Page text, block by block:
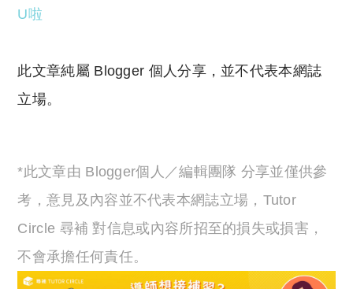
U啦
此文章純屬 Blogger 個人分享，並不代表本網誌
立場。
*此文章由 Blogger個人／編輯團隊 分享並僅供參
考，意見及內容並不代表本網誌立場，Tutor
Circle 尋補 對信息或內容所招至的損失或損害，
不會承擔任何責任。